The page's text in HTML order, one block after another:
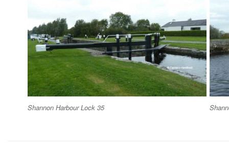
Shannon Harbour Lock 35